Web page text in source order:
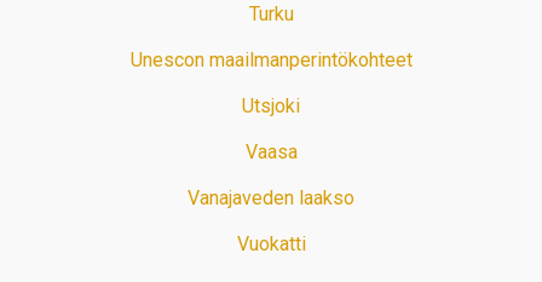
Turku
Unescon maailmanperintökohteet
Utsjoki
Vaasa
Vanajaveden laakso
Vuokatti